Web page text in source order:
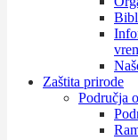
Zaštita prirode
Područja